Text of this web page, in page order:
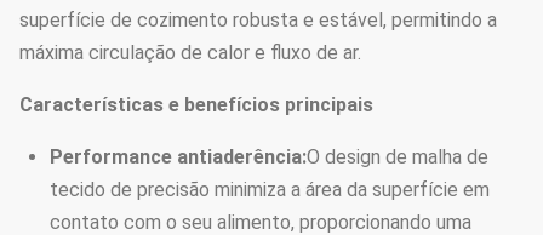
superfície de cozimento robusta e estável, permitindo a
máxima circulação de calor e fluxo de ar.
Características e benefícios principais
Performance antiaderência:O design de malha de
tecido de precisão minimiza a área da superfície em
contato com o seu alimento, proporcionando uma